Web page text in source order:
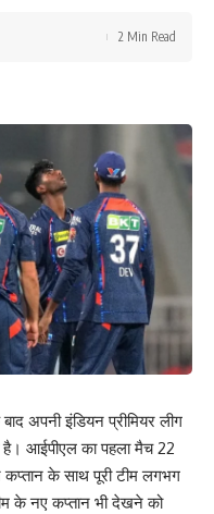
2 Min Read
अपनी इंडियन प्रीमियर लीग
आईपीएल का पहला मैच 22
कप्तान के साथ पूरी टीम लगभग
के नए कप्तान भी देखने को